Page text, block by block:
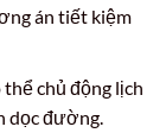
án tiết kiệm
chủ động lịch
dọc đường.